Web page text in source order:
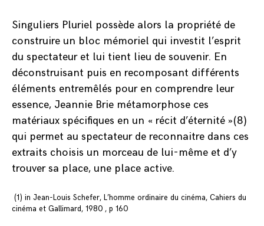
Singuliers Pluriel possède alors la propriété de
construire un bloc mémoriel qui investit l’esprit
du spectateur et lui tient lieu de souvenir. En
déconstruisant puis en recomposant différents
éléments entremêlés pour en comprendre leur
essence, Jeannie Brie métamorphose ces
matériaux spécifiques en un « récit d’éternité »(8)
qui permet au spectateur de reconnaitre dans ces
extraits choisis un morceau de lui-même et d’y
trouver sa place, une place active.
(1) in Jean-Louis Schefer, L’homme ordinaire du cinéma, Cahiers du
cinéma et Gallimard, 1980 , p 160